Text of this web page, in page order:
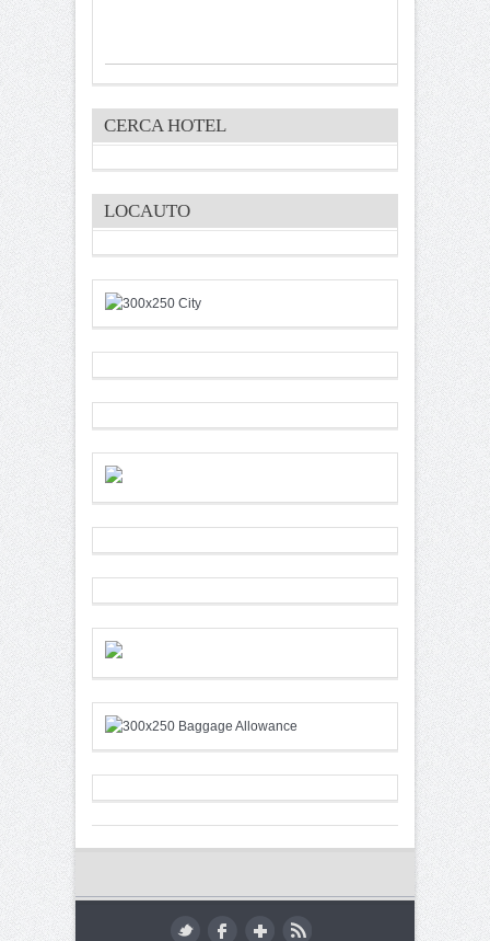
CERCA HOTEL
LOCAUTO